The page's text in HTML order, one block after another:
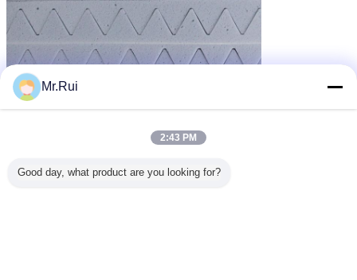
Mr.Rui
2:43 PM
Good day, what product are you looking for?